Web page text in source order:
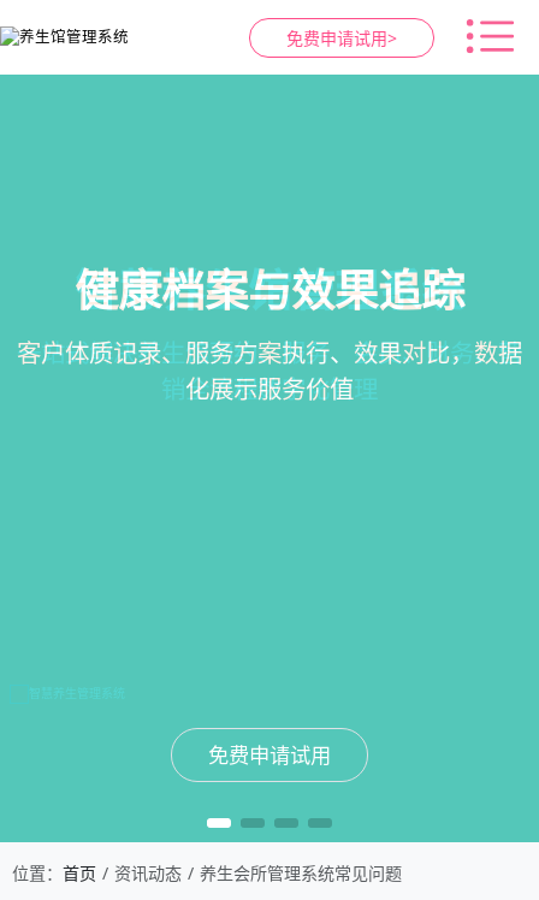
免费申请试用>
会员营销&锁客
会员积分、套餐定制、精准营销、客户关怀，提
升复购率与客单价
免费申请试用
预约与工位管理
在线预约、智能排班、技师调度、房间/床位状态
一目了然，提升资源利用率
免费申请试用
健康档案与效果追踪
客户体质记录、服务方案执行、效果对比，数据
化展示服务价值
免费申请试用
智慧养生馆管理系统
一站式解决养生馆预约、服务、会员、财务、营
销全流程数字化管理
免费申请试用
位置： 首页 资讯动态 养生会所管理系统常见问题